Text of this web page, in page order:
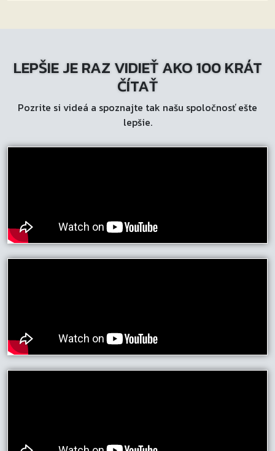
LEPŠIE JE RAZ VIDIEŤ AKO 100 KRÁT
ČÍTAŤ
Pozrite si videá a spoznajte tak našu spoločnosť ešte
lepšie.